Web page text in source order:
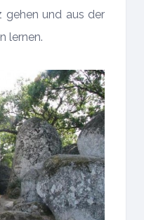
gehen und aus der
lernen.